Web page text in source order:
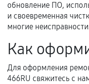
условия
фиксируются в
Когда
Нарушение
обновление ПО,
и своевременная
многие
Как
Для оформления
466RU свяжитесь с